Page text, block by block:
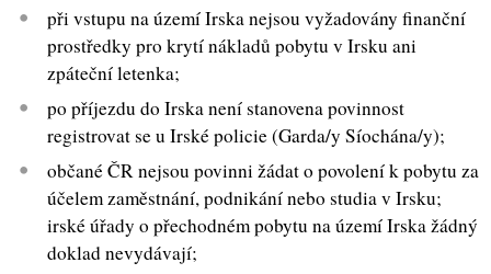
při vstupu na území Irska nejsou vyžadovány finanční
prostředky pro krytí nákladů pobytu v Irsku ani
zpáteční letenka;
po příjezdu do Irska není stanovena povinnost
registrovat se u Irské policie (Garda/y Síochána/y);
občané ČR nejsou povinni žádat o povolení k pobytu za
účelem zaměstnání, podnikání nebo studia v Irsku;
irské úřady o přechodném pobytu na území Irska žádný
doklad nevydávají;